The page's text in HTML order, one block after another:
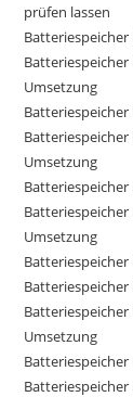
prüfen lassen
Umsetzung
Umsetzung
Umsetzung
Umsetzung